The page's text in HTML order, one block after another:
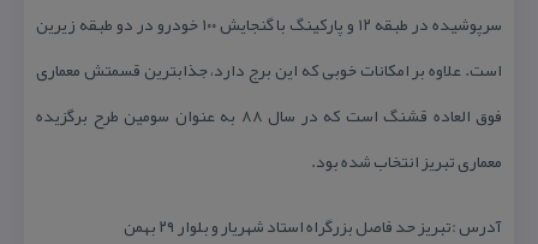
سرپوشیده در طبقه ۱۲ و پاركینگ با گنجایش ۱۰۰ خودرو در دو طبقه زیرین
است. علاوه بر امكانات خوبی كه این برج دارد، جذابترین قسمتش معماری
فوق العاده قشنگ است كه در سال ۸۸ به عنوان سومین طرح برگزیده
معماری تبریز انتخاب شده بود.
آدرس :تبریز حد فاصل بزرگراه استاد شهریار و بلوار ۲۹ بهمن